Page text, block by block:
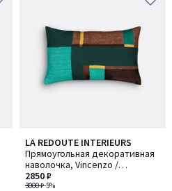
LA REDOUTE INTERIEURS
Прямоугольная декоративная
наволочка, Vincenzo /
Винченцо
3000 ₽-5%
2850 ₽